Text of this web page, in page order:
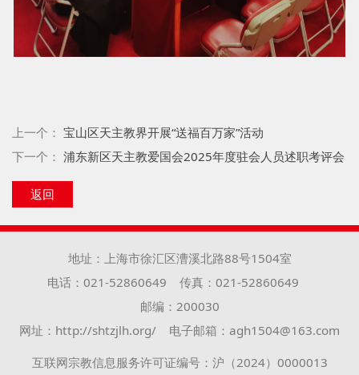
上一个：宝山区天主教界开展“送福百万家”活动
下一个：浦东新区天主教爱国会2025年度驻会人员述职考评会
返回
地址：上海市徐汇区漕溪北路88号1504室
电话：021-52860649
传真：021-52860649
邮编：200030
网址：http://shtzjlh.org/
电子邮箱：agh1504@163.com
互联网宗教信息服务许可证编号：沪（2024）0000013